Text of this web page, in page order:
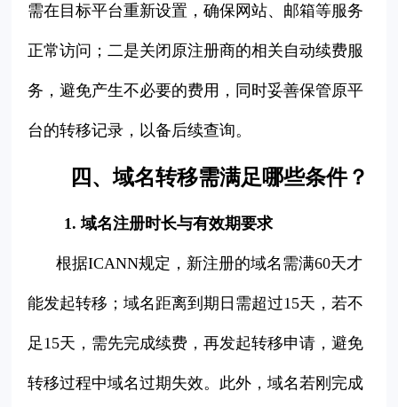
需在目标平台重新设置，确保网站、邮箱等服务
正常访问；二是关闭原注册商的相关自动续费服
务，避免产生不必要的费用，同时妥善保管原平
台的转移记录，以备后续查询。
四、域名转移需满足哪些条件？
1. 域名注册时长与有效期要求
根据ICANN规定，新注册的域名需满60天才
能发起转移；域名距离到期日需超过15天，若不
足15天，需先完成续费，再发起转移申请，避免
转移过程中域名过期失效。此外，域名若刚完成